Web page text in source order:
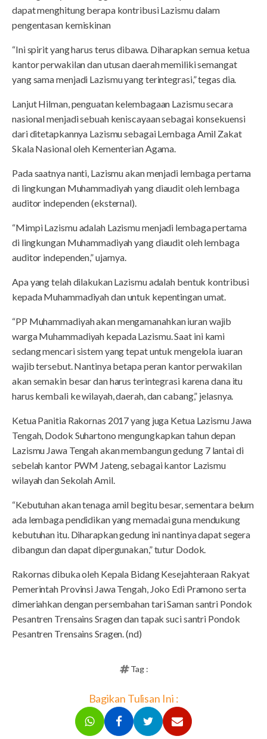
dapat menghitung berapa kontribusi Lazismu dalam
pengentasan kemiskinan
“Ini spirit yang harus terus dibawa. Diharapkan semua ketua
kantor perwakilan dan utusan daerah memiliki semangat
yang sama menjadi Lazismu yang terintegrasi,” tegas dia.
Lanjut Hilman, penguatan kelembagaan Lazismu secara
nasional menjadi sebuah keniscayaan sebagai konsekuensi
dari ditetapkannya Lazismu sebagai Lembaga Amil Zakat
Skala Nasional oleh Kementerian Agama.
Pada saatnya nanti, Lazismu akan menjadi lembaga pertama
di lingkungan Muhammadiyah yang diaudit oleh lembaga
auditor independen (eksternal).
“Mimpi Lazismu adalah Lazismu menjadi lembaga pertama
di lingkungan Muhammadiyah yang diaudit oleh lembaga
auditor independen,” ujarnya.
Apa yang telah dilakukan Lazismu adalah bentuk kontribusi
kepada Muhammadiyah dan untuk kepentingan umat.
“PP Muhammadiyah akan mengamanahkan iuran wajib
warga Muhammadiyah kepada Lazismu. Saat ini kami
sedang mencari sistem yang tepat untuk mengelola iuaran
wajib tersebut. Nantinya betapa peran kantor perwakilan
akan semakin besar dan harus terintegrasi karena dana itu
harus kembali ke wilayah, daerah, dan cabang,” jelasnya.
Ketua Panitia Rakornas 2017 yang juga Ketua Lazismu Jawa
Tengah, Dodok Suhartono mengungkapkan tahun depan
Lazismu Jawa Tengah akan membangun gedung 7 lantai di
sebelah kantor PWM Jateng, sebagai kantor Lazismu
wilayah dan Sekolah Amil.
“Kebutuhan akan tenaga amil begitu besar, sementara belum
ada lembaga pendidikan yang memadai guna mendukung
kebutuhan itu. Diharapkan gedung ini nantinya dapat segera
dibangun dan dapat dipergunakan,” tutur Dodok.
Rakornas dibuka oleh Kepala Bidang Kesejahteraan Rakyat
Pemerintah Provinsi Jawa Tengah, Joko Edi Pramono serta
dimeriahkan dengan persembahan tari Saman santri Pondok
Pesantren Trensains Sragen dan tapak suci santri Pondok
Pesantren Trensains Sragen. (nd)
Tag :
Bagikan Tulisan Ini :